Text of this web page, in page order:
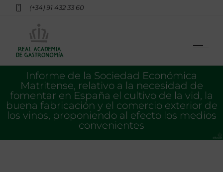
(+34) 91 432 33 60
Informe de la Sociedad Económica
Matritense, relativo a la necesidad de
fomentar en España el cultivo de la vid, la
buena fabricación y el comercio exterior de
los vinos, proponiendo al efecto los medios
convenientes